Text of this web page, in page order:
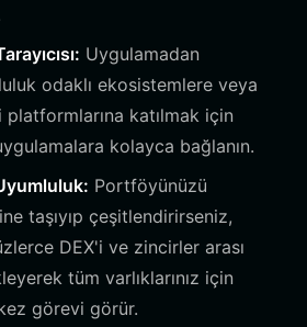
Uygulamadan
odaklı ekosistemlere veya
platformlarına katılmak için
kolayca bağlanın.
Portföyünüzü
taşıyıp çeşitlendirirseniz,
DEX'i ve zincirler arası
tüm varlıklarınız için
görevi görür.